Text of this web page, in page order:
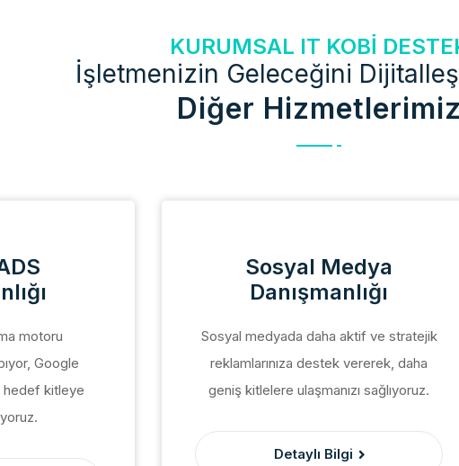
KURUMSAL IT KOBI
İşletmenizin Geleceğini
Diğer Hizmetlerimiz
motoru
Google
hedef kitleye
Sosyal Medya
Danışmanlığı
Sosyal medyada daha aktif ve stratejik
reklamlarınıza destek vererek, daha
geniş kitlelere ulaşmanızı sağlıyoruz.
Detaylı Bilgi